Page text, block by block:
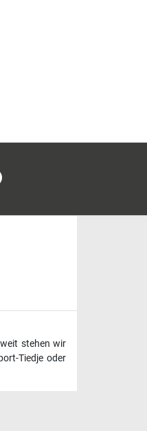
stehen wir
Tiedje oder